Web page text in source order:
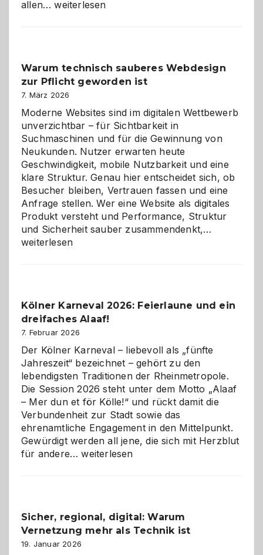
allen…Sudoku
den
Logikrätseln
weiterlesen
Warum technisch sauberes Webdesign
zur Pflicht geworden ist
7. März 2026
Moderne Websites sind im digitalen Wettbewerb
unverzichtbar – für Sichtbarkeit in
Suchmaschinen und für die Gewinnung von
Neukunden. Nutzer erwarten heute
Geschwindigkeit, mobile Nutzbarkeit und eine
klare Struktur. Genau hier entscheidet sich, ob
Besucher bleiben, Vertrauen fassen und eine
Anfrage stellen. Wer eine Website als digitales
Produkt versteht und Performance, Struktur
und Sicherheit sauber zusammendenkt,…
geworden
weiterlesen
Kölner Karneval 2026: Feierlaune und ein
dreifaches Alaaf!
7. Februar 2026
Der Kölner Karneval – liebevoll als „fünfte
Jahreszeit“ bezeichnet – gehört zu den
lebendigsten Traditionen der Rheinmetropole.
Die Session 2026 steht unter dem Motto „Alaaf
– Mer dun et för Kölle!“ und rückt damit die
Verbundenheit zur Stadt sowie das
ehrenamtliche Engagement in den Mittelpunkt.
Gewürdigt werden all jene, die sich mit Herzblut
für andere…Kölner
ein
dreifaches
Alaaf!
weiterlesen
Sicher, regional, digital: Warum
Vernetzung mehr als Technik ist
19. Januar 2026